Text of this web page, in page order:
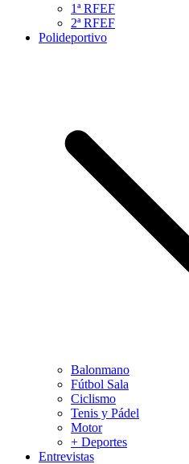
1ª RFEF
2ª RFEF
Polideportivo
Balonmano
Fútbol Sala
Ciclismo
Tenis y Pádel
Motor
+ Deportes
Entrevistas